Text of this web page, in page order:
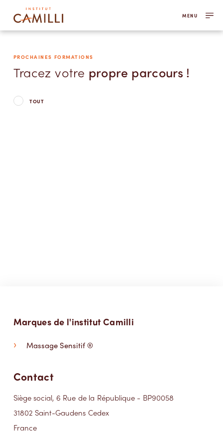
MENU
PROCHAINES FORMATIONS
Tracez votre propre parcours !
TOUT
Marques de l'institut Camilli
Massage Sensitif ®
Contact
Siège social, 6 Rue de la République - BP90058
31802 Saint-Gaudens Cedex
France